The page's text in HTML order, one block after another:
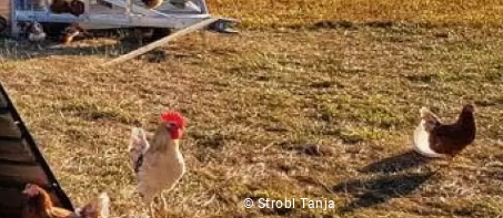
© Strobl Tanja